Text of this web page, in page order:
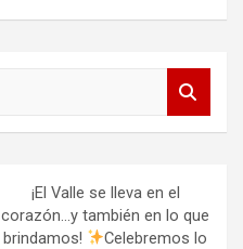
¡El Valle se lleva en el
corazón…y también en lo que
brindamos!
Celebremos lo